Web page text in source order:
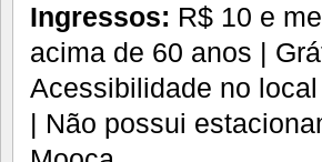
Ingressos: R$ 10 e
acima de 60 anos |
Acessibilidade no
| Não possui